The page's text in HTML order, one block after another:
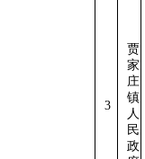
3
贾
家
庄
镇
人
民
政